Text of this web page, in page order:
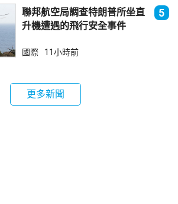
聯邦航空局調查特朗普所坐直
升機遭遇的飛行安全事件
5
國際 11小時前
更多新聞